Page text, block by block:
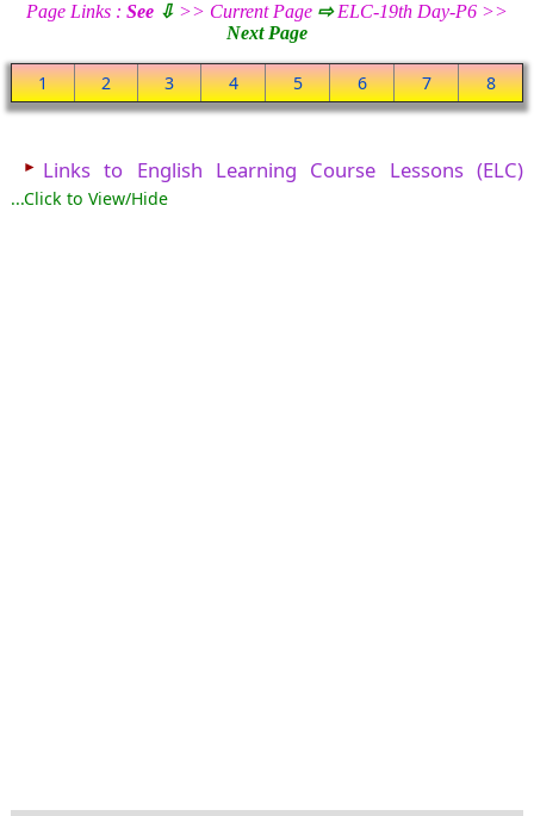
Page Links : See ⇩ >> Current Page ⇨ELC-19th Day-P6 >>
Next Page
1 2 3 4 5 6 7 8
► Links to English Learning Course Lessons (ELC)
...Click to View/Hide